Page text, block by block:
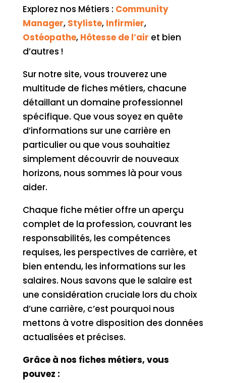
Explorez nos Métiers : Community
Manager, Styliste, Infirmier,
Ostéopathe, Hôtesse de l’air et bien
d’autres !
Sur notre site, vous trouverez une
multitude de fiches métiers, chacune
détaillant un domaine professionnel
spécifique. Que vous soyez en quête
d’informations sur une carrière en
particulier ou que vous souhaitiez
simplement découvrir de nouveaux
horizons, nous sommes là pour vous
aider.
Chaque fiche métier offre un aperçu
complet de la profession, couvrant les
responsabilités, les compétences
requises, les perspectives de carrière, et
bien entendu, les informations sur les
salaires. Nous savons que le salaire est
une considération cruciale lors du choix
d’une carrière, c’est pourquoi nous
mettons à votre disposition des données
actualisées et précises.
Grâce à nos fiches métiers, vous
pouvez :